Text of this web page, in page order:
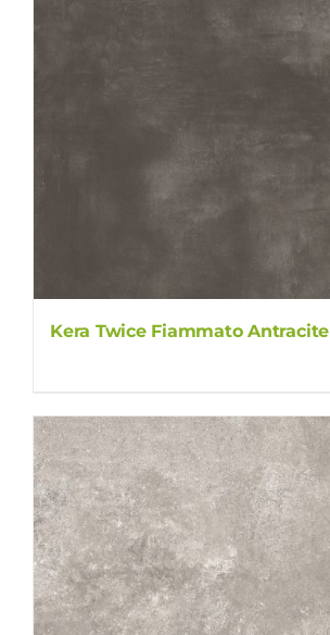
Kera Twice Fiammato Antracite